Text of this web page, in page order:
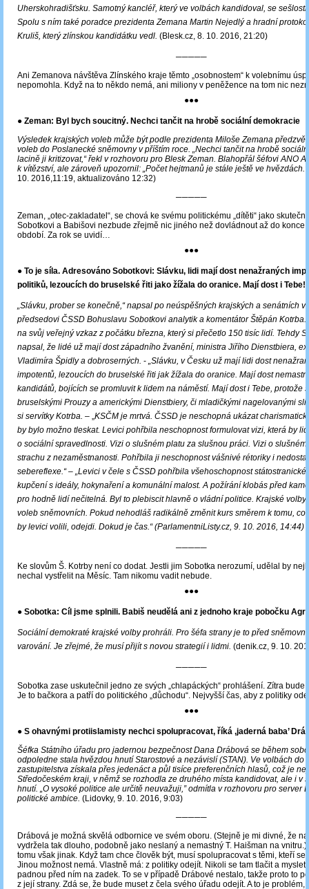
Uherskohradišťsku. Samotný kancléř, který ve volbách kandidoval, se sešlosti
Spolu s ním také poradce prezidenta Zemana Martin Nejedlý a hradní
Kruliš, který zlínskou kandidátku vedl. (Blesk.cz, 8. 10. 2016, 21:20)
─────
Ani Zemanova návštěva Zlínského kraje těmto „osobnostem“ k volebnímu
nepomohla. Když na to někdo nemá, ani miliony v peněžence na tom nic
●●●
● Zeman: Byl bych soucitný. Nechci tančit na hrobě sociální demokracie
Výsledek krajských voleb může být podle prezidenta Miloše Zemana
voleb do Poslanecké sněmovny v příštím roce. „Nechci tančit na hrobě
lacině ji kritizovat,“ řekl v rozhovoru pro Blesk Zeman. Blahopřál šéfovi ANO
k vítězství, ale zároveň upozornil: „Počet hejtmanů je stále ještě ve hvězdách.“
10. 2016,11:19, aktualizováno 12:32)
─────
Zeman, „otec-zakladatel“, se chová ke svému politickému „dítěti“ jako
Sobotkovi a Babišovi nezbude zřejmě nic jiného než dovládnout až do konce
období. Za rok se uvidí…
●●●
● To je síla. Adresováno Sobotkovi: Slávku, lidi mají dost nenažraných
politiků, lezoucích do bruselské řiti jako žížala do oranice. Mají dost i Tebe!
„Slávku, prober se konečně,“ napsal po neúspěšných krajských a senátních
předsedovi ČSSD Bohuslavu Sobotkovi analytik a komentátor Štěpán Kotrba.
na svůj veřejný vzkaz z počátku března, který si přečetlo 150 tisíc lidí. Tehdy
napsal, že lidé už mají dost západního žvanění, ministra Jiřího Dienstbiera,
Vladimíra Špidly a dobroserných. - „Slávku, v Česku už mají lidi dost
impotentů, lezoucích do bruselské řiti jak žížala do oranice. Mají dost
kandidátů, bojících se promluvit k lidem na náměstí. Mají dost i Tebe, protože
bruselskými Prouzy a americkými Dienstbiery, či mladičkými nagelovanými
si servítky Kotrba. – „KSČM je mrtvá. ČSSD je neschopná ukázat
by bylo možno tleskat. Levici pohřbila neschopnost formulovat vizi, která by
o sociální spravedlnosti. Vizi o slušném platu za slušnou práci. Vizi o
strachu z nezaměstnanosti. Pohřbila ji neschopnost vášnivé rétoriky i
sebereflexe.“ – „Levici v čele s ČSSD pohřbila všehoschopnost
kupčení s ideály, hokynaření a komunální malost. A požírání klobás před
pro hodně lidí nečitelná. Byl to plebiscit hlavně o vládní politice. Krajské volby
voleb sněmovních. Pokud nehodláš radikálně změnit kurs směrem k tomu, co
by levici volili, odejdi. Dokud je čas.“ (ParlamentniListy.cz, 9. 10. 2016, 14:44)
─────
Ke slovům Š. Kotrby není co dodat. Jestli jim Sobotka nerozumí, udělal by
nechal vystřelit na Měsíc. Tam nikomu vadit nebude.
●●●
● Sobotka: Cíl jsme splnili. Babiš neudělá ani z jednoho kraje pobočku
Sociální demokraté krajské volby prohráli. Pro šéfa strany je to před
varování. Je zřejmé, že musí přijít s novou strategií i lidmi. (denik.cz, 9. 10.
─────
Sobotka zase uskutečnil jedno ze svých „chlapáckých“ prohlášení. Zítra bude
Je to bačkora a patří do politického „důchodu“. Nejvyšší čas, aby z politiky
●●●
● S ohavnými protiislamisty nechci spolupracovat, říká ,jaderná baba’
Šéfka Státního úřadu pro jadernou bezpečnost Dana Drábová se během
odpoledne stala hvězdou hnutí Starostové a nezávislí (STAN). Ve volbách do
zastupitelstva získala přes jedenáct a půl tisíce preferenčních hlasů, což je
Středočeském kraji, v němž se rozhodla ze druhého místa kandidovat, ale i v
hnutí. „O vysoké politice ale určitě neuvažuji,” odmítla v rozhovoru pro server
politické ambice. (Lidovky, 9. 10. 2016, 9:03)
─────
Drábová je možná skvělá odbornice ve svém oboru. (Stejně je mi divné, že
vydržela tak dlouho, podobně jako neslaný a nemastný T. Haišman na
tomu však jinak. Když tam chce člověk být, musí spolupracovat s těmi, kteří se
Jinou možnost nemá. Vlastně má: z politiky odejít. Nikoli se tam tlačit a myslet
padnou před ním na zadek. To se v případě Drábové nestalo, takže proto to
z její strany. Zdá se, že bude muset z čela svého úřadu odejít. A to je problém,